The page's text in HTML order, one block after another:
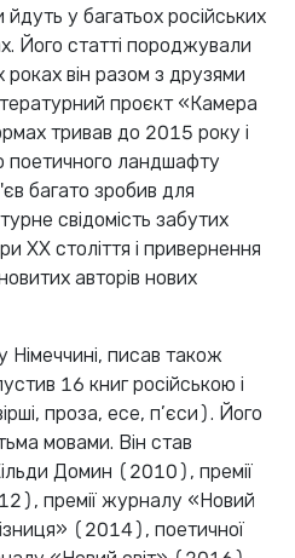
у багатьох російських
Його статті породжували
роках він разом з друзями
проєкт «Камера
тривав до 2015 року і
ландшафту
багато зробив для
свідомість забутих
XX століття і привернення
авторів нових
писав також
16 книг російською і
проза, есе, п’єси). Його
мовами. Він став
Домин (2010), премії
премії журналу «Новий
(2014), поетичної